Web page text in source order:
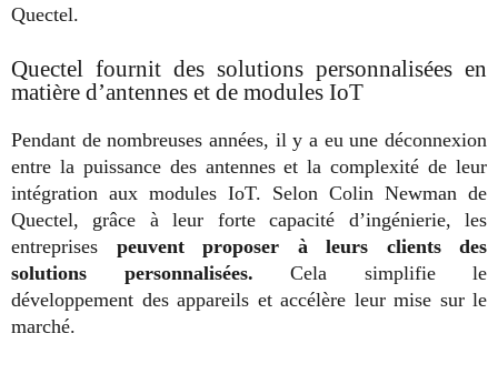
Quectel.
Quectel fournit des solutions personnalisées en
matière d’antennes et de modules IoT
Pendant de nombreuses années, il y a eu une déconnexion
entre la puissance des antennes et la complexité de leur
intégration aux modules IoT. Selon Colin Newman de
Quectel, grâce à leur forte capacité d’ingénierie, les
entreprises peuvent proposer à leurs clients des
solutions personnalisées. Cela simplifie le
développement des appareils et accélère leur mise sur le
marché.